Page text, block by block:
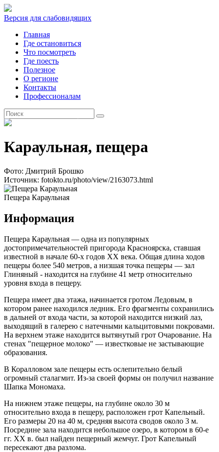
Версия для слабовидящих
Главная
Где остановиться
Что посмотреть
Где поесть
Полезное
О регионе
Контакты
Профессионалам
Караульная, пещера
Фото: Дмитрий Брошко
Источник: fotokto.ru/photo/view/2163073.html
Пещера Караульная
Информация
Пещера Караульная — одна из популярных
достопримечательностей пригорода Красноярска, ставшая
известной в начале 60-х годов ХХ века. Общая длина ходов
пещеры более 540 метров, а низшая точка пещеры — зал
Глиняный - находится на глубине 41 метр относительно
уровня входа в пещеру.
Пещера имеет два этажа, начинается гротом Ледовым, в
котором ранее находился ледник. Его фрагменты сохранились
в дальней от входа части, за которой находится низкий лаз,
выходящий в галерею с натечными кальцитовыми покровами.
На верхнем этаже находится вытянутый грот Очарование. На
стенах "пещерное молоко" — известковые не застывающие
образования.
В Коралловом зале пещеры есть ослепительно белый
огромный сталагмит. Из-за своей формы он получил название
Шапка Мономаха.
На нижнем этаже пещеры, на глубине около 30 м
относительно входа в пещеру, расположен грот Капельный.
Его размеры 20 на 40 м, средняя высота сводов около 3 м.
Посредине зала находится небольшое озеро, в котором в 60-е
гг. XX в. был найден пещерный жемчуг. Грот Капельный
пересекают два разлома.